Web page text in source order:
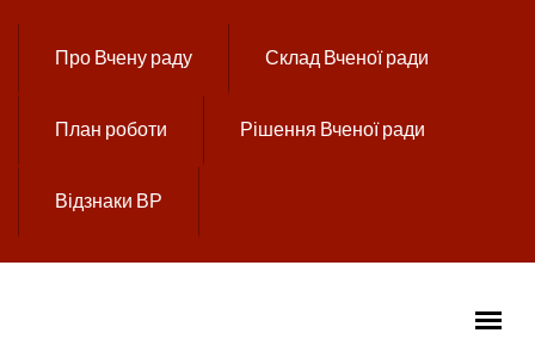
Про Вчену раду Склад Вченої ради
План роботи Рішення Вченої ради
Відзнаки ВР